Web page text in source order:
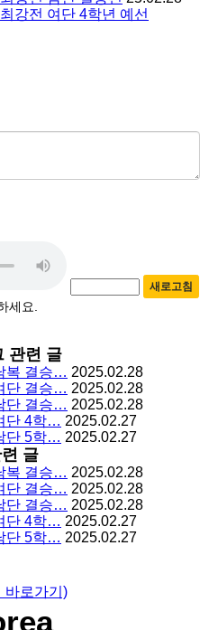
강전 여단 4학년 예선
새로고침
세요.
관련 글
복 결승… 2025.02.28
단 결승… 2025.02.28
단 결승… 2025.02.28
단 4학… 2025.02.27
단 5학… 2025.02.27
글
복 결승… 2025.02.28
단 결승… 2025.02.28
단 결승… 2025.02.28
단 4학… 2025.02.27
단 5학… 2025.02.27